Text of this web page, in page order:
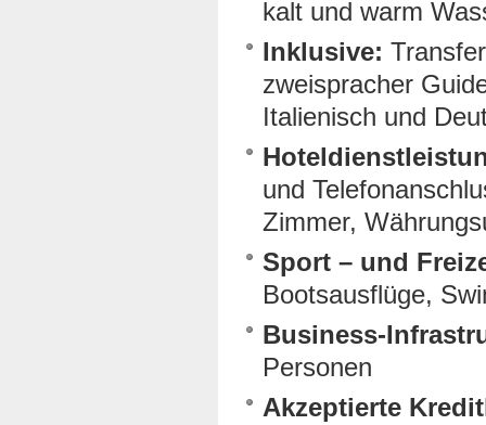
kalt und warm
Inklusive:
zweispracher
Italienisch und
und
Zimmer,
Sport – und
Bootsausflüge,
Business-
Personen
Akzeptierte